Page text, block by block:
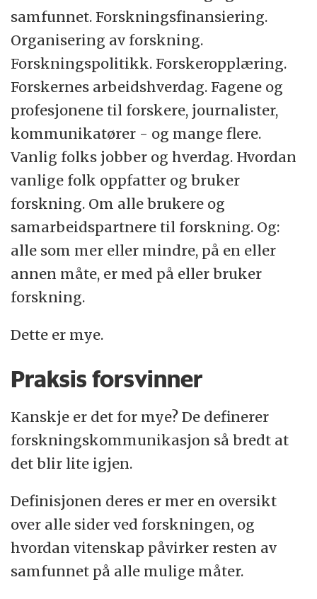
samfunnet. Forskningsfinansiering.
Organisering av forskning.
Forskningspolitikk. Forskeropplæring.
Forskernes arbeidshverdag. Fagene og
profesjonene til forskere, journalister,
kommunikatører - og mange flere.
Vanlig folks jobber og hverdag. Hvordan
vanlige folk oppfatter og bruker
forskning. Om alle brukere og
samarbeidspartnere til forskning. Og:
alle som mer eller mindre, på en eller
annen måte, er med på eller bruker
forskning.
Dette er mye.
Praksis forsvinner
Kanskje er det for mye? De definerer
forskningskommunikasjon så bredt at
det blir lite igjen.
Definisjonen deres er mer en oversikt
over alle sider ved forskningen, og
hvordan vitenskap påvirker resten av
samfunnet på alle mulige måter.